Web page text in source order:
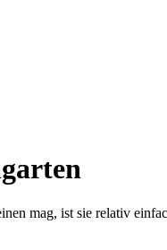
mag, ist sie relativ